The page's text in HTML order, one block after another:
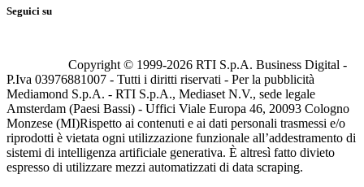
Seguici su
Copyright © 1999-2026 RTI S.p.A. Business Digital -
P.Iva 03976881007 - Tutti i diritti riservati - Per la pubblicità
Mediamond S.p.A. - RTI S.p.A., Mediaset N.V., sede legale
Amsterdam (Paesi Bassi) - Uffici Viale Europa 46, 20093 Cologno
Monzese (MI)Rispetto ai contenuti e ai dati personali trasmessi e/o
riprodotti è vietata ogni utilizzazione funzionale all’addestramento di
sistemi di intelligenza artificiale generativa. È altresì fatto divieto
espresso di utilizzare mezzi automatizzati di data scraping.